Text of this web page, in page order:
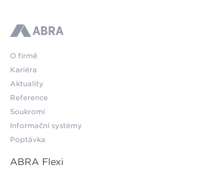
ABRA
O firmě
Kariéra
Aktuality
Reference
Soukromí
Informační systémy
Poptávka
ABRA Flexi